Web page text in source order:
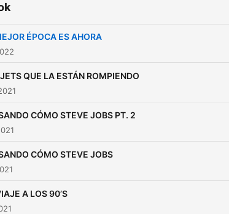
ÉPOCA ES AHORA
QUE LA ESTÁN ROMPIENDO
CÓMO STEVE JOBS PT. 2
CÓMO STEVE JOBS
A LOS 90’S